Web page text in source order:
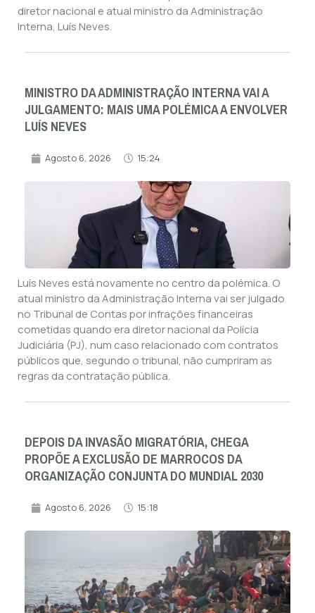
diretor nacional e atual ministro da Administração
Interna, Luís Neves.
MINISTRO DA ADMINISTRAÇÃO INTERNA VAI A
JULGAMENTO: MAIS UMA POLÉMICA A ENVOLVER
LUÍS NEVES
Agosto 6, 2026 15:24
Luís Neves está novamente no centro da polémica. O
atual ministro da Administração Interna vai ser julgado
no Tribunal de Contas por infrações financeiras
cometidas quando era diretor nacional da Polícia
Judiciária (PJ), num caso relacionado com contratos
públicos que, segundo o tribunal, não cumpriram as
regras da contratação pública.
DEPOIS DA INVASÃO MIGRATÓRIA, CHEGA
PROPÕE A EXCLUSÃO DE MARROCOS DA
ORGANIZAÇÃO CONJUNTA DO MUNDIAL 2030
Agosto 6, 2026 15:18